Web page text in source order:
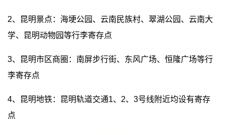
2、昆明景点：海埂公园、云南民族村、翠湖公园、云南大
学、昆明动物园等行李寄存点
3、昆明市区商圈：南屏步行街、东风广场、恒隆广场等行
李寄存点
4、昆明地铁：昆明轨道交通1、2、3号线附近均设有寄存
点